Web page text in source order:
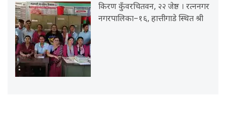
किरण कुँवरचितवन, २२ जेष्ठ । रत्ननगर
नगरपालिका–१६, हात्तीगाडे स्थित श्री